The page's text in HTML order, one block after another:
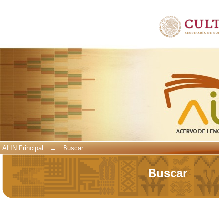
ALIN Principal → Buscar
Buscar